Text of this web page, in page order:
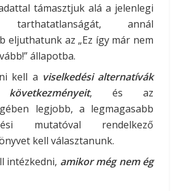
támasztjuk alá a jelenlegi
tarthatatlanságát, annál
eljuthatunk az „Ez így már nem
állapotba.
kell a viselkedési alternatívák
következményeit, és az
legjobb, a legmagasabb
mutatóval rendelkező
kell választanunk.
intézkedni, amikor még nem ég